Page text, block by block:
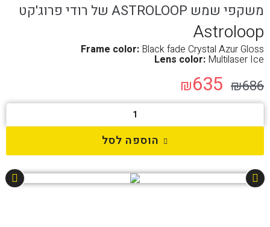
משקפי שמש ASTROLOOP של רודי פרוג'קט
Astroloop
Frame color: Black fade Crystal Azur Gloss
Lens color: Multilaser Ice
₪686
₪635
הוספה לסל